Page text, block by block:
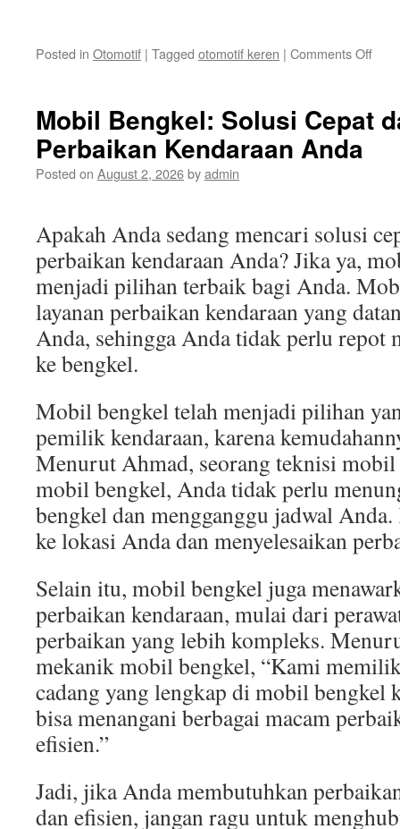
Posted in Otomotif | Tagged otomotif keren | Comments Offon
Mobil Bengkel: Solusi Cepat
Perbaikan Kendaraan Anda
Posted on August 2, 2026byadmin
Apakah Anda sedang mencari solusi
perbaikan kendaraan Anda? Jika ya,
menjadi pilihan terbaik bagi Anda.
layanan perbaikan kendaraan yang
Anda, sehingga Anda tidak perlu repot
ke bengkel.
Mobil bengkel telah menjadi pilihan
pemilik kendaraan, karena
Menurut Ahmad, seorang teknisi mobil
mobil bengkel, Anda tidak perlu
bengkel dan mengganggu jadwal
ke lokasi Anda dan menyelesaikan
Selain itu, mobil bengkel juga
perbaikan kendaraan, mulai dari
perbaikan yang lebih kompleks.
mekanik mobil bengkel, “Kami
cadang yang lengkap di mobil bengkel
bisa menangani berbagai macam
efisien.”
Jadi, jika Anda membutuhkan
dan efisien, jangan ragu untuk